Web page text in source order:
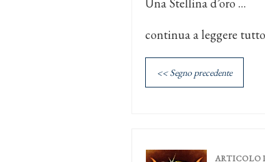
Una Stellina d’oro …
continua a leggere
<< Segno precedente
ARTICOLO